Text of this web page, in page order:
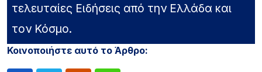
τελευταίες Ειδήσεις από την Ελλάδα και
τον Κόσμο.
Κοινοποιήστε αυτό το Άρθρο: